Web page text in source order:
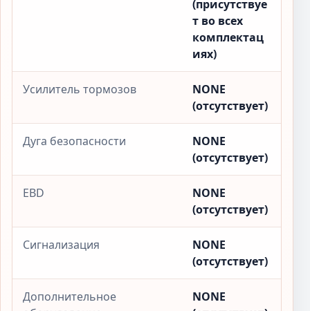
(присутствуе
т во всех
комплектац
иях)
Усилитель тормозов
NONE
(отсутствует)
Дуга безопасности
NONE
(отсутствует)
EBD
NONE
(отсутствует)
Сигнализация
NONE
(отсутствует)
Дополнительное
NONE